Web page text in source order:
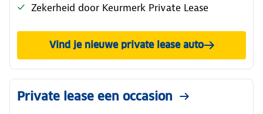
Zekerheid door Keurmerk Private Lease
Vind je nieuwe private lease auto
Private lease een occasion